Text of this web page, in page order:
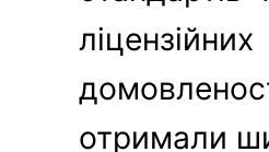
ліцензійних
отримали